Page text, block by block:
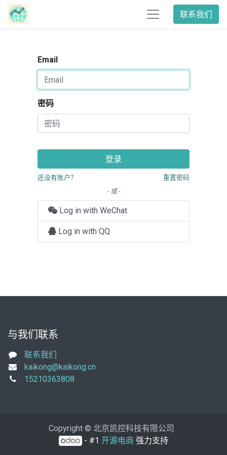
联系我们
Email
密码
登录
还没有账户？
重置密码
- 或 -
Log in with WeChat
Log in with QQ
与我们联系
联系我们
kaikong@kaikong.cn
15210363808
Copyright © 北京凯控科技有限公司
- #1开源电商 强力支持